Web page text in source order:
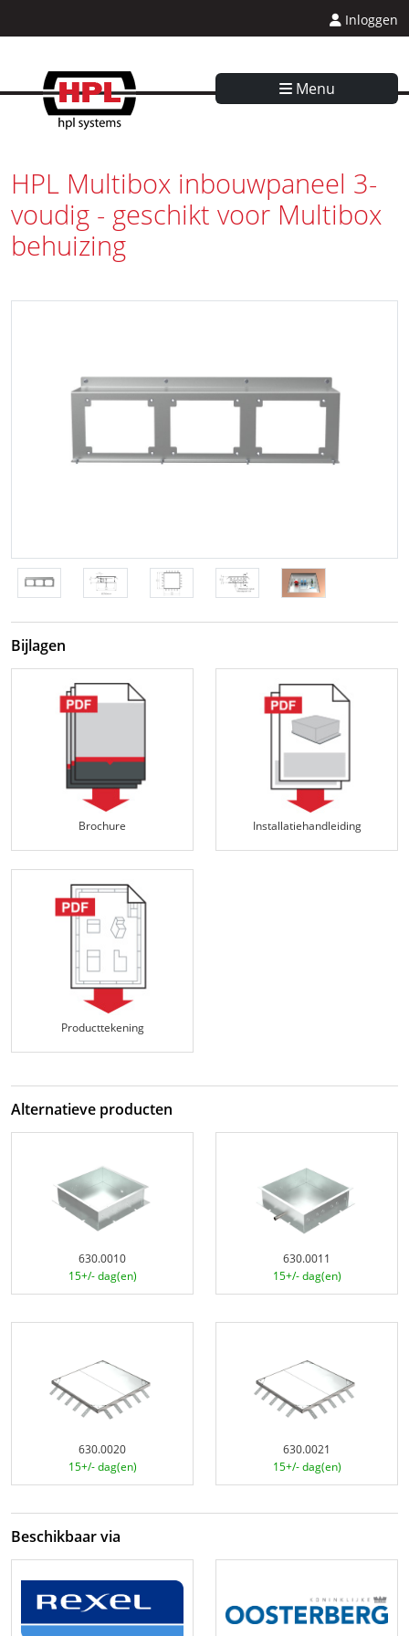
Inloggen
Menu
HPL Multibox inbouwpaneel 3-
voudig - geschikt voor Multibox
behuizing
Bijlagen
Brochure Installatiehandleiding
Producttekening
Alternatieve producten
630.0010
15+/- dag(en)
630.0011
15+/- dag(en)
630.0020
15+/- dag(en)
630.0021
15+/- dag(en)
Beschikbaar via